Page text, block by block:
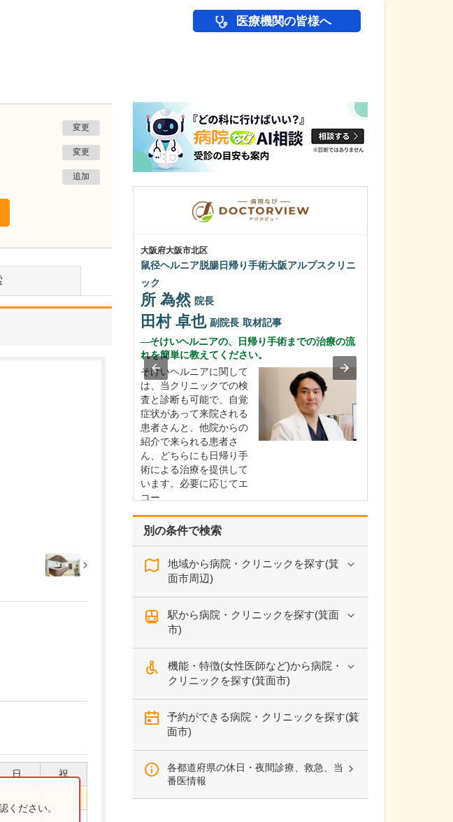
医療機関の皆様へ
変更
変更
追加
日 祝
ください。
別の条件で検索
地域から病院・クリニックを探す(箕
面市周辺)
駅から病院・クリニックを探す(箕面
市)
機能・特徴(女性医師など)から病院・
クリニックを探す(箕面市)
予約ができる病院・クリニックを探す(箕
面市)
各都道府県の休日・夜間診療、救急、当
番医情報
大阪府大阪市北区
鼠径ヘルニア脱腸日帰り手術大阪アルプスクリニ
ック
所 為然 院長
田村 卓也 副院長 取材記事
そけいヘルニアの、日帰り手術までの治療の流
れを簡単に教えてください。
そけいヘルニアに関して
は、当クリニックでの検
査と診断も可能で、自覚
症状があって来院される
患者さんと、他院からの
紹介で来られる患者さ
ん、どちらにも日帰り手
術による治療を提供して
います。必要に応じてエ
コー…